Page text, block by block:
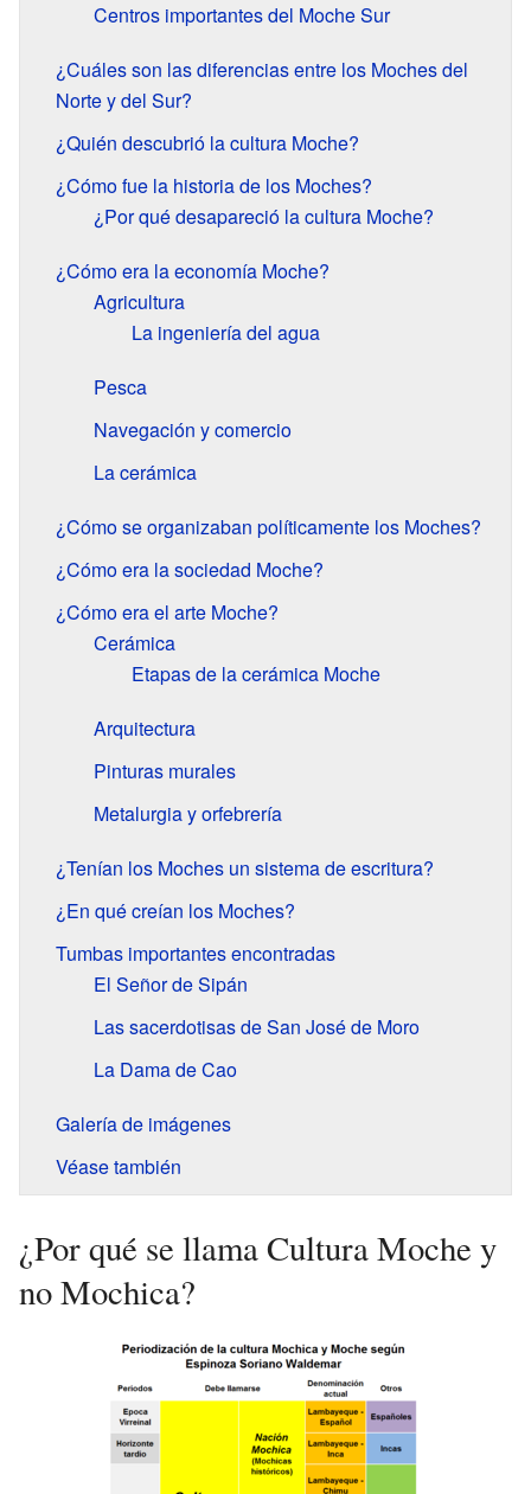
Centros importantes del Moche Sur
¿Cuáles son las diferencias entre los Moches del
Norte y del Sur?
¿Quién descubrió la cultura Moche?
¿Cómo fue la historia de los Moches?
¿Por qué desapareció la cultura Moche?
¿Cómo era la economía Moche?
Agricultura
La ingeniería del agua
Pesca
Navegación y comercio
La cerámica
¿Cómo se organizaban políticamente los Moches?
¿Cómo era la sociedad Moche?
¿Cómo era el arte Moche?
Cerámica
Etapas de la cerámica Moche
Arquitectura
Pinturas murales
Metalurgia y orfebrería
¿Tenían los Moches un sistema de escritura?
¿En qué creían los Moches?
Tumbas importantes encontradas
El Señor de Sipán
Las sacerdotisas de San José de Moro
La Dama de Cao
Galería de imágenes
Véase también
¿Por qué se llama Cultura Moche y
no Mochica?